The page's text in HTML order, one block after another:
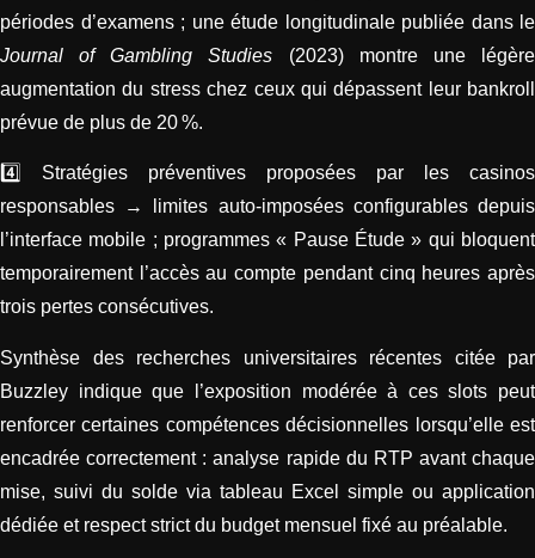
périodes d’examens ; une étude longitudinale publiée dans le
Journal of Gambling Studies (2023) montre une légère
augmentation du stress chez ceux qui dépassent leur bankroll
prévue de plus de 20 %.
4️⃣ Stratégies préventives proposées par les casinos
responsables → limites auto‑imposées configurables depuis
l’interface mobile ; programmes « Pause Étude » qui bloquent
temporairement l’accès au compte pendant cinq heures après
trois pertes consécutives.
Synthèse des recherches universitaires récentes citée par
Buzzley indique que l’exposition modérée à ces slots peut
renforcer certaines compétences décisionnelles lorsqu’elle est
encadrée correctement : analyse rapide du RTP avant chaque
mise, suivi du solde via tableau Excel simple ou application
dédiée et respect strict du budget mensuel fixé au préalable.